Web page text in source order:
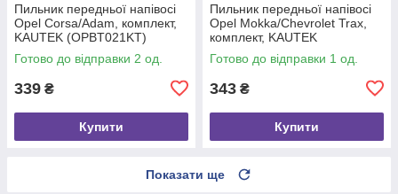
Пильник передньої напівосі
Opel Corsa/Adam, комплект,
KAUTEK (OPBT021KT)
Готово до відправки 2 од.
339 ₴
Купити
Пильник передньої напівосі
Opel Mokka/Chevrolet Trax,
комплект, KAUTEK
(OPBT027KT)
Готово до відправки 1 од.
343 ₴
Купити
Показати ще